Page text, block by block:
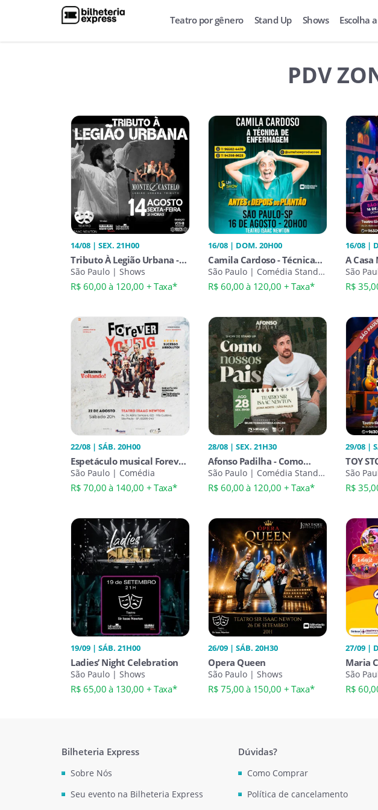
Teatro por gênero Stand Up Shows Escolha
PDV
14/08 | SEX. 21H00
Tributo À Legião Urbana -
Monte Castelo
São Paulo | Shows
R$ 60,00 à 120,00 + Taxa*
16/08 | DOM. 20H00
Camila Cardoso - Técnica
de Enfermagem na Zona
Norte
São Paulo | Comédia Stand-
Up
R$ 60,00 à 120,00 + Taxa*
16/08 |
A Casa
São
R$
22/08 | SÁB. 20H00
Espetáculo musical Forever
Young
São Paulo | Comédia
R$ 70,00 à 140,00 + Taxa*
28/08 | SEX. 21H30
Afonso Padilha - Como
Nossos Pais
São Paulo | Comédia Stand-
Up
R$ 60,00 à 120,00 + Taxa*
29/08 |
TOY
São
R$
19/09 | SÁB. 21H00
Ladies’ Night Celebration
São Paulo | Shows
R$ 65,00 à 130,00 + Taxa*
26/09 | SÁB. 20H30
Opera Queen
São Paulo | Shows
R$ 75,00 à 150,00 + Taxa*
27/09 |
Maria
São
R$
Bilheteria Express
Sobre Nós
Seu evento na Bilheteria Express
Dúvidas?
Como Comprar
Política de cancelamento